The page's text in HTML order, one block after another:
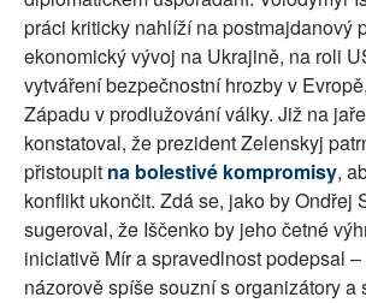
práci kriticky nahlíží na postmajdanový
ekonomický vývoj na Ukrajině, na roli
vytváření bezpečnostní hrozby v
Západu v prodlužování války. Již na
konstatoval, že prezident Zelenskyj
přistoupit na bolestivé kompromisy,
konflikt ukončit. Zdá se, jako by Ondřej
sugeroval, že Iščenko by jeho četné
iniciativě Mír a spravedlnost podepsal
názorově spíše souzní s organizátory a